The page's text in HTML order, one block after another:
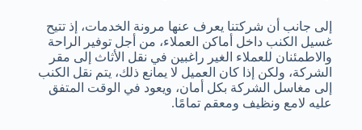
إلى جانب أن شركتنا يعرف عنها مرونة الخدمات، إذ تتيح
غسيل الكنب داخل أماكن العملاء، من أجل توفير الراحة
والاطمئنان للعملاء الغير راغبين في نقل الأثاث إلى مقر
الشركة، ولكن إذا كان العميل لا يمانع ذلك، يتم نقل الكنب
إلى مغاسل الشركة بكل أمان، ويعود في الوقت المتفق
عليه لامع ونظيف ومعقم تمامًا.